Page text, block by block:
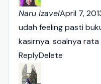
Naru IzavelApril 7,
udah feeling pasti
kasirnya. soalnya
ReplyDelete